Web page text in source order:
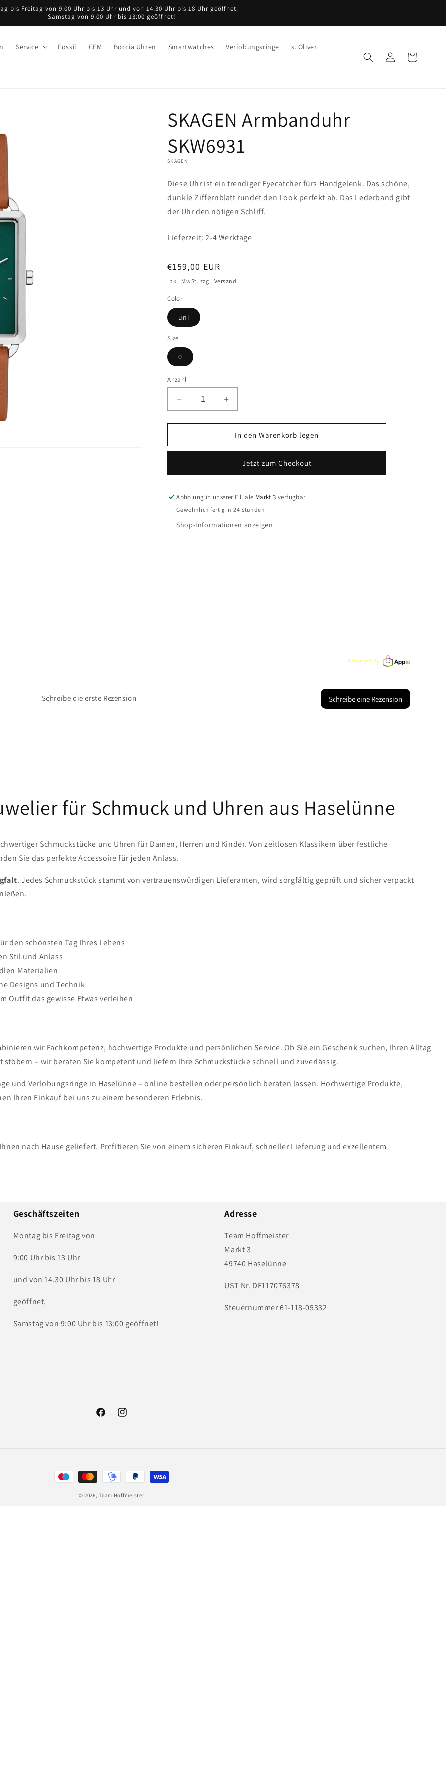
bis Freitag von 9:00 Uhr bis 13 Uhr und von 14.30 Uhr bis 18 Uhr geöffnet.
Samstag von 9:00 Uhr bis 13:00 geöffnet!
Service Fossil CEM Boccia Uhren Smartwatches Verlobungsringe s. Oliver
EinloggenWarenkorb
SKAGEN Armbanduhr
SKW6931
SKAGEN
Diese Uhr ist ein trendiger Eyecatcher fürs Handgelenk. Das schöne,
dunkle Ziffernblatt rundet den Look perfekt ab. Das Lederband gibt
der Uhr den nötigen Schliff.
Lieferzeit: 2-4 Werktage
Normaler
Preis
€159,00 EUR
inkl. MwSt. zzgl. Versand
Color
uni
Size
0
Anzahl
Verringere
die
Menge
SKAGEN
Erhöhe
die
Menge
für
SKAGEN
SKW6931
In den Warenkorb legen
Jetzt zum Checkout
Abholung in unserer Filliale Markt 3 verfügbar
Gewöhnlich fertig in 24 Stunden
Shop-Informationen anzeigen
Powered by
Schreibe die erste Rezension Schreibe eine Rezension
für Schmuck und Uhren aus Haselünne
Schmuckstücke und Uhren für Damen, Herren und Kinder. Von zeitlosen Klassikern über festliche
Sie das perfekte Accessoire für jeden Anlass.
. Jedes Schmuckstück stammt von vertrauenswürdigen Lieferanten, wird sorgfältig geprüft und sicher verpackt
den schönsten Tag Ihres Lebens
Stil und Anlass
Materialien
Designs und Technik
Outfit das gewisse Etwas verleihen
wir Fachkompetenz, hochwertige Produkte und persönlichen Service. Ob Sie ein Geschenk suchen, Ihren Alltag
– wir beraten Sie kompetent und liefern Ihre Schmuckstücke schnell und zuverlässig.
und Verlobungsringe in Haselünne – online bestellen oder persönlich beraten lassen. Hochwertige Produkte,
Ihren Einkauf bei uns zu einem besonderen Erlebnis.
nach Hause geliefert. Profitieren Sie von einem sicheren Einkauf, schneller Lieferung und exzellentem
Geschäftszeiten
Montag bis Freitag von
9:00 Uhr bis 13 Uhr
und von 14.30 Uhr bis 18 Uhr
geöffnet.
Samstag von 9:00 Uhr bis 13:00 geöffnet!
Adresse
Team Hoffmeister
Markt 3
49740 Haselünne
UST Nr. DE117076378
Steuernummer 61-118-05332
FacebookInstagram
Zahlungsmethoden
© 2026,Team Hoffmeister